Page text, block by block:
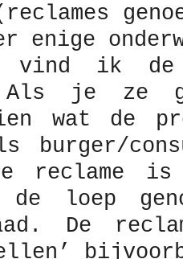
enige
vind ik de
je ze
wat de
reclame
de loep
De